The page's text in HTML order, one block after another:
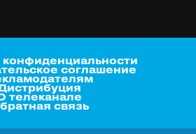
конфиденциальности
соглашение
телеканале
связь